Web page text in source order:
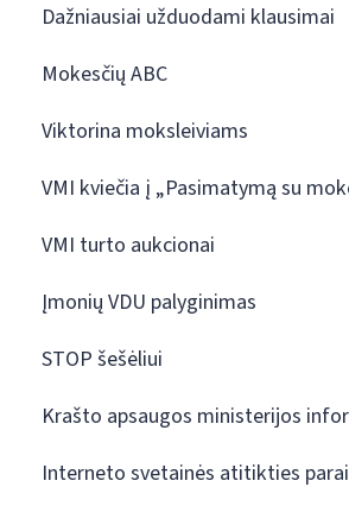
Dažniausiai užduodami klausimai
Mokesčių ABC
Viktorina moksleiviams
VMI kviečia į „Pasimatymą su
VMI turto aukcionai
Įmonių VDU palyginimas
STOP šešėliui
Krašto apsaugos ministerijos
Interneto svetainės atitikties